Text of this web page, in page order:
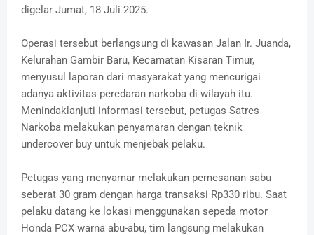
digelar Jumat, 18 Juli 2025.
Operasi tersebut berlangsung di kawasan Jalan Ir. Juanda,
Kelurahan Gambir Baru, Kecamatan Kisaran Timur,
menyusul laporan dari masyarakat yang mencurigai
adanya aktivitas peredaran narkoba di wilayah itu.
Menindaklanjuti informasi tersebut, petugas Satres
Narkoba melakukan penyamaran dengan teknik
undercover buy untuk menjebak pelaku.
Petugas yang menyamar melakukan pemesanan sabu
seberat 30 gram dengan harga transaksi Rp330 ribu. Saat
pelaku datang ke lokasi menggunakan sepeda motor
Honda PCX warna abu-abu, tim langsung melakukan